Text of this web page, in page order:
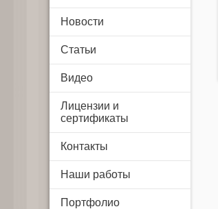
Новости
Статьи
Видео
Лицензии и
сертификаты
Контакты
Наши работы
Портфолио